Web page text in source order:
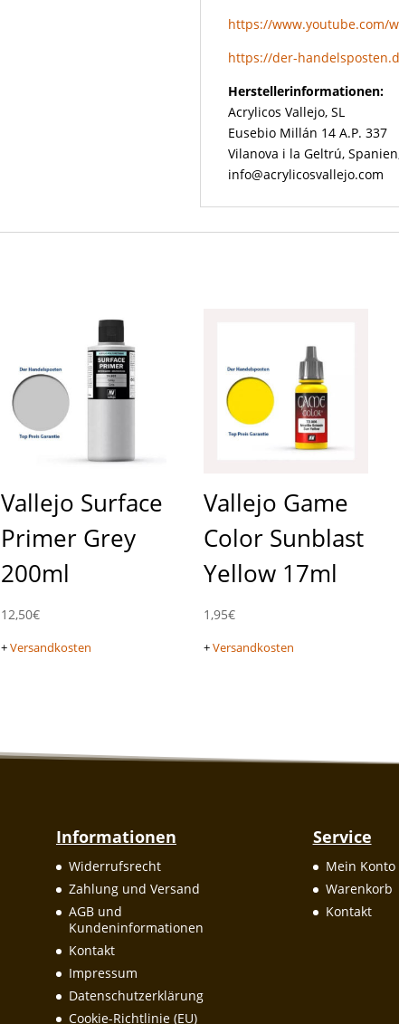
https://www.youtube.com/
https://der-
Herstellerinformationen:
Acrylicos Vallejo, SL
Eusebio Millán 14 A.P. 337
Vilanova i la Geltrú,
info@acrylicosvallejo.com
Vallejo Surface
Primer Grey
200ml
12,50€
+Versandkosten
Vallejo Game
Color Sunblast
Yellow 17ml
1,95€
+Versandkosten
Informationen
Widerrufsrecht
Zahlung und Versand
AGB und
Kundeninformationen
Kontakt
Impressum
Datenschutzerklärung
Cookie-Richtlinie (EU)
Service
Mein Konto
Warenkorb
Kontakt